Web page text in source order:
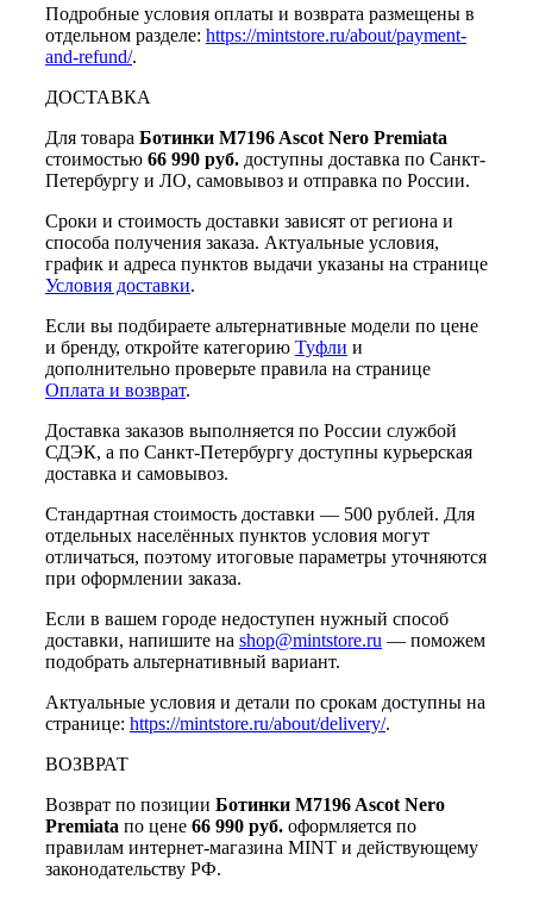
Подробные условия оплаты и возврата размещены в
отдельном разделе: https://mintstore.ru/about/payment-
and-refund/.
ДОСТАВКА
Для товара Ботинки M7196 Ascot Nero Premiata
стоимостью 66 990 руб. доступны доставка по Санкт-
Петербургу и ЛО, самовывоз и отправка по России.
Сроки и стоимость доставки зависят от региона и
способа получения заказа. Актуальные условия,
график и адреса пунктов выдачи указаны на странице
Условия доставки.
Если вы подбираете альтернативные модели по цене
и бренду, откройте категорию Туфли и
дополнительно проверьте правила на странице
Оплата и возврат.
Доставка заказов выполняется по России службой
СДЭК, а по Санкт-Петербургу доступны курьерская
доставка и самовывоз.
Стандартная стоимость доставки — 500 рублей. Для
отдельных населённых пунктов условия могут
отличаться, поэтому итоговые параметры уточняются
при оформлении заказа.
Если в вашем городе недоступен нужный способ
доставки, напишите на shop@mintstore.ru — поможем
подобрать альтернативный вариант.
Актуальные условия и детали по срокам доступны на
странице: https://mintstore.ru/about/delivery/.
ВОЗВРАТ
Возврат по позиции Ботинки M7196 Ascot Nero
Premiata по цене 66 990 руб. оформляется по
правилам интернет-магазина MINT и действующему
законодательству РФ.